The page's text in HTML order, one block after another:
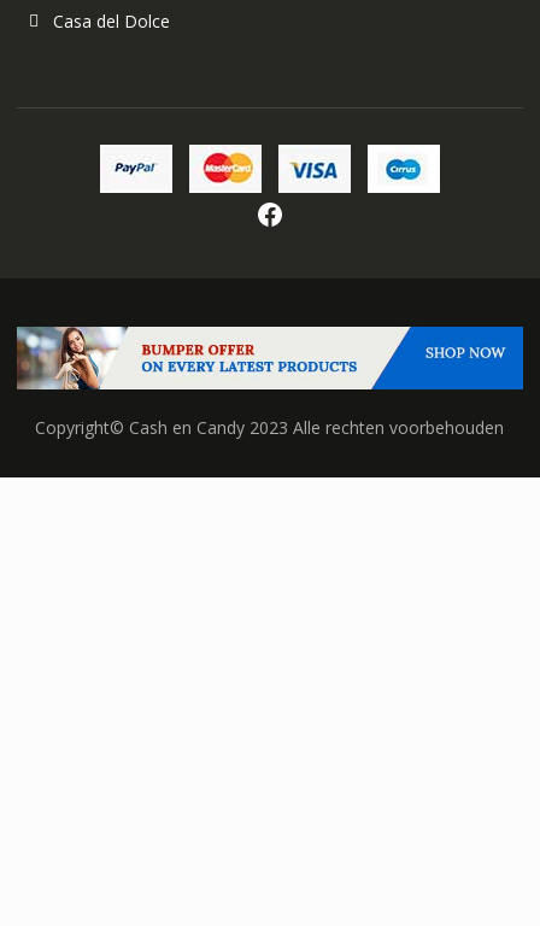
Casa del Dolce
Facebook
Copyright© Cash en Candy 2023 Alle rechten voorbehouden